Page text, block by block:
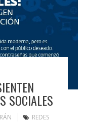
SOCIALES
REDES